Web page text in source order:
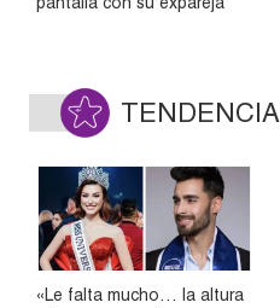
TENDENCIA
«Le falta mucho… la altura